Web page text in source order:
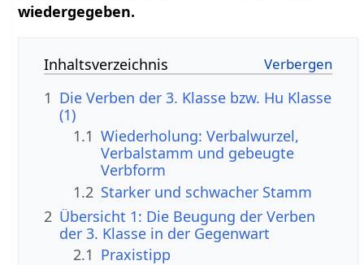
wiedergegeben.
Inhaltsverzeichnis
1 Die Verben der 3. Klasse bzw. Hu Klasse
(1)
1.1 Wiederholung: Verbalwurzel,
Verbalstamm und gebeugte
Verbform
1.2 Starker und schwacher Stamm
2 Übersicht 1: Die Beugung der Verben
der 3. Klasse in der Gegenwart
2.1 Praxistipp